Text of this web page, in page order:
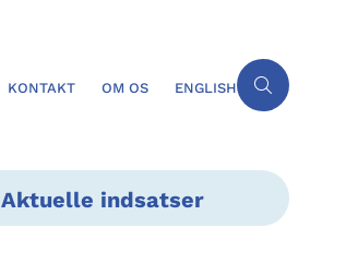
KONTAKT OM OS ENGLISH
Aktuelle indsatser